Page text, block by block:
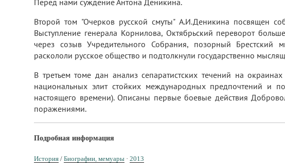
Перед нами суждение Антона Деникина.
Второй том "Очерков русской смуты" А.И.Деникина посвящен
Выступление генерала Корнилова, Октябрьский переворот
через созыв Учредительного Собрания, позорный Брестский
раскололи русское общество и подтолкнули государственно
В третьем томе дан анализ сепаратистских течений на
национальных элит стойких международных предпочтений и
настоящего времени). Описаны первые боевые действия
поражениями.
Подробная информация
История / Биографии, мемуары · 2013